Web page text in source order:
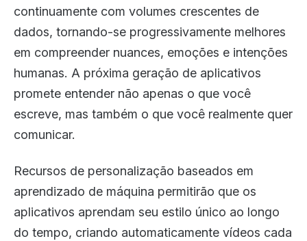
continuamente com volumes crescentes de
dados, tornando-se progressivamente melhores
em compreender nuances, emoções e intenções
humanas. A próxima geração de aplicativos
promete entender não apenas o que você
escreve, mas também o que você realmente quer
comunicar.
Recursos de personalização baseados em
aprendizado de máquina permitirão que os
aplicativos aprendam seu estilo único ao longo
do tempo, criando automaticamente vídeos cada